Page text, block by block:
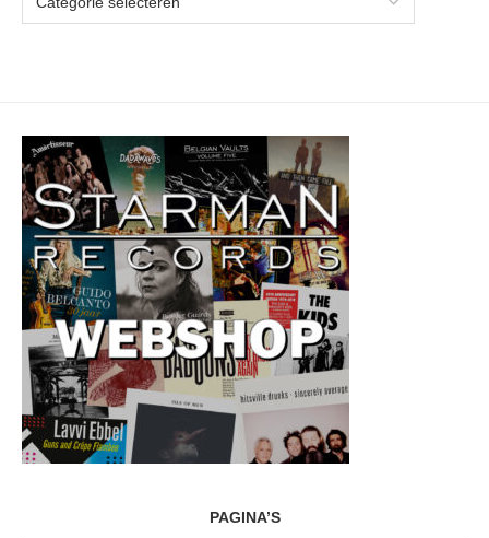
PAGINA’S